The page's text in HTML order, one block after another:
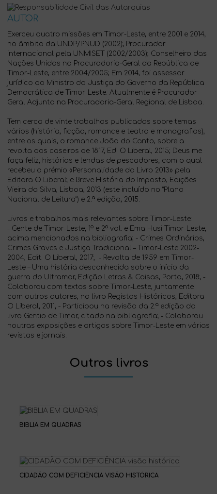
AUTOR
Exerceu quatro missões em Timor-Leste, entre 2001 e 2014,
no âmbito da UNDP/PNUD (2002); Procurador
internacional pela UNMISET (2002/2003); Conselheiro das
Nações Unidas na Procuradoria-Geral da República de
Timor-Leste, entre 2004/2005; Em 2014, foi assessor
jurídico do Ministro da Justiça do Governo da República
Democrática de Timor-Leste. Atualmente é Procurador-
Geral Adjunto na Procuradoria-Geral Regional de Lisboa.
Tem cerca de vinte trabalhos publicados sobre temas
vários (história, ficção, romance e teatro e monografias),
entre os quais, o romance João do Canto, sobre a
revolta dos caseiros de 1817, Ed. O Liberal, 2015; Deus me
faça feliz, histórias e lendas de pescadores, com o qual
recebeu o prémio «Personalidade do Livro 2013» pela
Editora O Liberal; e Breve História do Imposto, Edições
Vieira da Silva, Lisboa, 2013 (este incluído no “Plano
Nacional de Leitura”) e 2.ª edição, 2015.
Livros e trabalhos mais relevantes sobre Timor-Leste:
- Gente de Timor-Leste, 1º e 2º vol. e Ema Husi Timor-Leste,
acima mencionados na bibliografia; - Crimes Ordinários,
Crimes Graves e Justiça Tradicional – Timor-Leste 2002-
2004, Edit. O Liberal, 2017; - Revolta de 1959 em Timor-
Leste – Uma história desconhecida sobre o início da
guerra do Ultramar, Edição Letras & Coisas, Porto, 2018; -
Colaborou com textos sobre Timor-Leste, juntamente
com outros autores, no livro Registos Históricos, Editora
O Liberal, 2011; - Participou na revisão da 2.ª edição do
livro Gentio de Timor, citado na bibliografia; - Colaborou
noutras exposições e artigos sobre Timor-Leste em várias
revistas e jornais.
Outros livros
BIBLIA EM QUADRAS
CIDADÃO COM DEFICIÊNCIA VISÃO HISTÓRICA